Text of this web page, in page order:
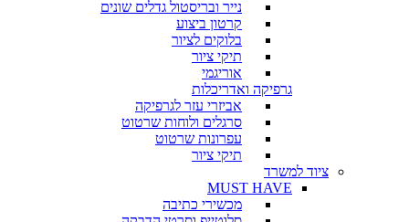
נייר ובריסטול גדלים שונים
קרטון ביצוע
בלוקים לציור
תיקי ציור
אוריגמי
גרפיקה ואדריכלות
אביזרי עזר לגרפיקה
סרגלים ולוחות שרטוט
עפרונות שרטוט
תיקי ציור
ציוד למשרד
MUST HAVE
מכשירי כתיבה